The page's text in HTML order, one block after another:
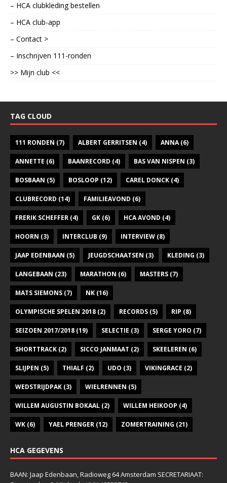
– HCA clubkleding bestellen
– HCA club-app
– Contact >
– Inschrijven 111-ronden
>> Mijn club <<
TAG CLOUD
111 RONDEN (7) ALBERT GERRITSEN (4) ANNA(6)
ANNETTE (6) BAANRECORD (4) BAS VAN NISPEN (3)
BOSBAAN (5) BOSLOOP (12) CAREL DONCK (4)
CLUBRECORD (14) FAMILIEAVOND (6)
FRERIK SCHEFFER (4) GK (6) HCA AVOND (4)
HOORN (3) INTERCLUB (9) INTERVIEW (8)
JAAP EDENBAAN (5) JEUGDSCHAATSEN (3) KLEDING (3)
LANGEBAAN (23) MARATHON (6) MASTERS (7)
MATS SIEMONS (7) NK (16)
OLYMPISCHE SPELEN 2018 (2) RECORDS (5) RIP (8)
SEIZOEN 2017/2018 (19) SELECTIE (3) SERGE YORO (7)
SHORTTRACK (2) SICCO JANMAAT (2) SKEELEREN (6)
SLIJPEN (5) THIALF (2) UDO (3) VIKINGRACE (2)
WEDSTRIJDPAK (3) WIELRENNEN (5)
WILLEM AUGUSTIN BOKAAL (2) WILLEM HEIKOOP (4)
WK (6) YAEL PRENGER (12) ZOMERTRAINING (21)
HCA GEGEVENS
BAAN: Jaap Edenbaan, Radioweg 64 Amsterdam SECRETARIAAT: